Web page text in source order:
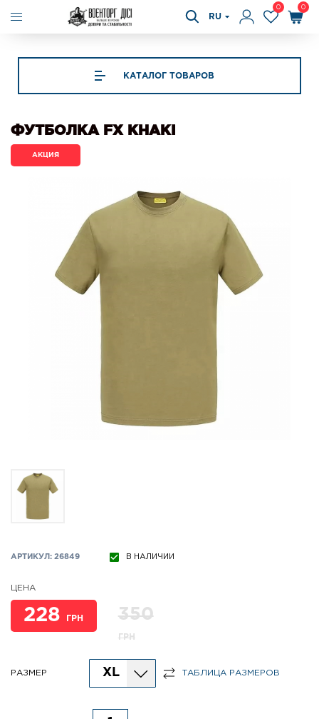
RU
0 0
КАТАЛОГ ТОВАРОВ
АКЦИЯ
ФУТБОЛКА FX KHAKI
АРТИКУЛ: 26849 В НАЛИЧИИ
ЦЕНА
228 ГРН 350
ГРН
РАЗМЕР XL ТАБЛИЦА РАЗМЕРОВ